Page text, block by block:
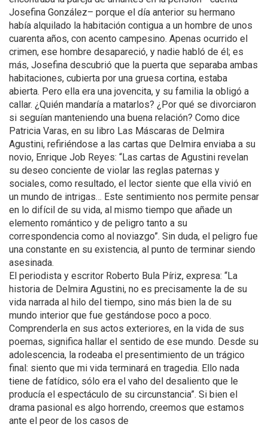
Josefina González– porque el día anterior su hermano
había alquilado la habitación contigua a un hombre de unos
cuarenta años, con acento campesino. Apenas ocurrido el
crimen, ese hombre desapareció, y nadie habló de él; es
más, Josefina descubrió que la puerta que separaba ambas
habitaciones, cubierta por una gruesa cortina, estaba
abierta. Pero ella era una jovencita, y su familia la obligó a
callar. ¿Quién mandaría a matarlos? ¿Por qué se divorciaron
si seguían manteniendo una buena relación? Como dice
Patricia Varas, en su libro Las Máscaras de Delmira
Agustini, refiriéndose a las cartas que Delmira enviaba a su
novio, Enrique Job Reyes: “Las cartas de Agustini revelan
su deseo conciente de violar las reglas paternas y
sociales, como resultado, el lector siente que ella vivió en
un mundo de intrigas… Este sentimiento nos permite pensar
en lo difícil de su vida, al mismo tiempo que añade un
elemento romántico y de peligro tanto a su
correspondencia como al noviazgo”. Sin duda, el peligro fue
una constante en su existencia, al punto de terminar siendo
asesinada.
El periodista y escritor Roberto Bula Píriz, expresa: “La
historia de Delmira Agustini, no es precisamente la de su
vida narrada al hilo del tiempo, sino más bien la de su
mundo interior que fue gestándose poco a poco.
Comprenderla en sus actos exteriores, en la vida de sus
poemas, significa hallar el sentido de ese mundo. Desde su
adolescencia, la rodeaba el presentimiento de un trágico
final: siento que mi vida terminará en tragedia. Ello nada
tiene de fatídico, sólo era el vaho del desaliento que le
producía el espectáculo de su circunstancia”. Si bien el
drama pasional es algo horrendo, creemos que estamos
ante el peor de los casos de